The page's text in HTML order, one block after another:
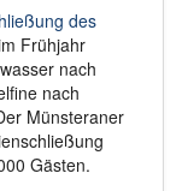
des
Frühjahr
nach
nach
Münsteraner
Gästen.